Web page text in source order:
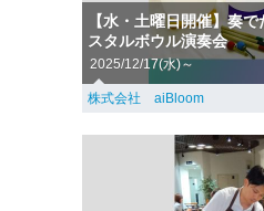
【水・土曜日開催】奏
スタルボウル演奏会
2025/12/17(水)～
株式会社 aiBloom